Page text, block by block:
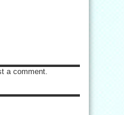
a comment.